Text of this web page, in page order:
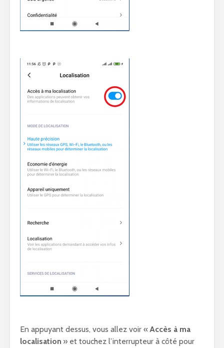
En appuyant dessus, vous allez voir «Accès à ma
localisation » et touchez l’interrupteur à côté pour